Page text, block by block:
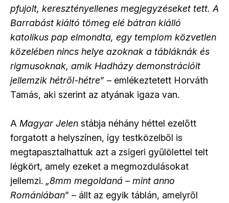
pfujolt, keresztényellenes megjegyzéseket tett. A
Barrabást kiáltó tömeg elé bátran kiálló
katolikus pap elmondta, egy templom közvetlen
közelében nincs helye azoknak a tábláknák és
rigmusoknak, amik Hadházy demonstrációit
jellemzik hétről-hétre” – emlékeztetett Horváth
Tamás, aki szerint az atyának igaza van.
A Magyar Jelen stábja néhány héttel ezelőtt
forgatott a helyszínen, így testközelből is
megtapasztalhattuk azt a zsigeri gyűlölettel telt
légkört, amely ezeket a megmozdulásokat
jellemzi. „8mm megoldaná – mint anno
Romániában” – állt az egyik táblán, amelyről